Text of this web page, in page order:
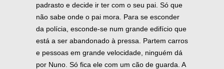
padrasto e decide ir ter com o seu pai. Só que
não sabe onde o pai mora. Para se esconder
da polícia, esconde-se num grande edifício que
está a ser abandonado à pressa. Partem carros
e pessoas em grande velocidade, ninguém dá
por Nuno. Só fica ele com um cão de guarda. A